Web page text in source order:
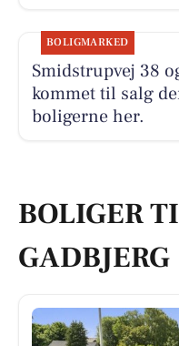
BOLIGMARKED
Smidstrupvej 38
kommet til salg
boligerne her.
BOLIGER
GADBJERG